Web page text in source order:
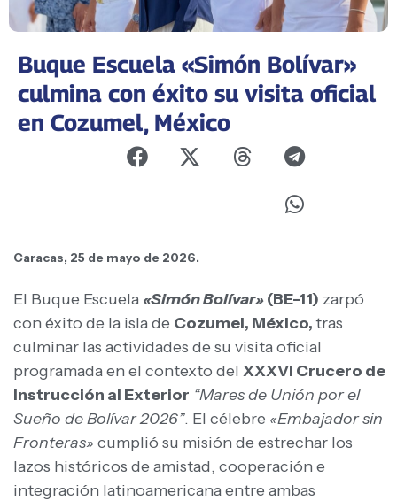
Buque Escuela «Simón Bolívar»
culmina con éxito su visita oficial
en Cozumel, México
Caracas, 25 de mayo de 2026.
El Buque Escuela «Simón Bolívar»(BE-11) zarpó
con éxito de la isla de Cozumel, México,tras
culminar las actividades de su visita oficial
programada en el contexto del XXXVI Crucero de
Instrucción al Exterior “Mares de Unión por el
Sueño de Bolívar 2026”. El célebre «Embajador sin
Fronteras» cumplió su misión de estrechar los
lazos históricos de amistad, cooperación e
integración latinoamericana entre ambas